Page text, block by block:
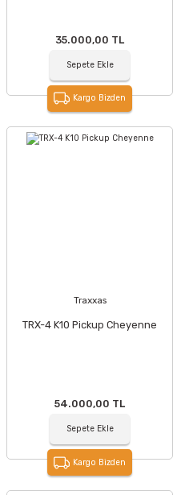
35.000,00 TL
Sepete Ekle
Kargo Bizden
Traxxas
TRX-4 K10 Pickup Cheyenne
54.000,00 TL
Sepete Ekle
Kargo Bizden